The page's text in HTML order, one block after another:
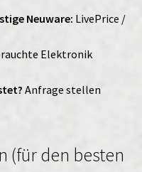
Neuware: LivePrice /
Elektronik
Anfrage stellen
(für den besten